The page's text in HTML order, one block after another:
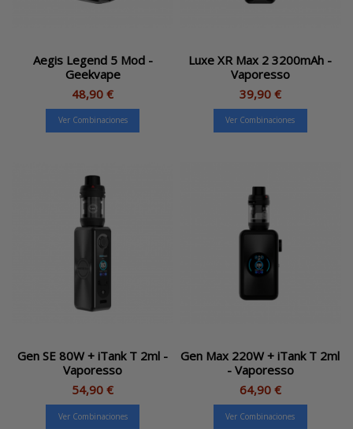
Aegis Legend 5 Mod -
Geekvape
48,90 €
Ver Combinaciones
Luxe XR Max 2 3200mAh -
Vaporesso
39,90 €
Ver Combinaciones
Gen SE 80W + iTank T 2ml -
Vaporesso
54,90 €
Ver Combinaciones
Gen Max 220W + iTank T 2ml
- Vaporesso
64,90 €
Ver Combinaciones